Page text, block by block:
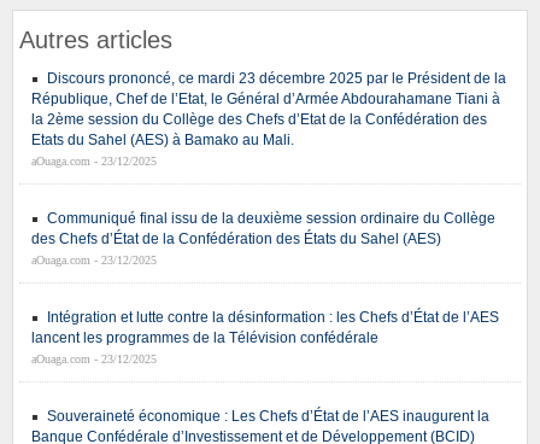
Autres articles
Discours prononcé, ce mardi 23 décembre 2025 par le Président de la
République, Chef de l’Etat, le Général d’Armée Abdourahamane Tiani à
la 2ème session du Collège des Chefs d’Etat de la Confédération des
Etats du Sahel (AES) à Bamako au Mali.
aOuaga.com - 23/12/2025
Communiqué final issu de la deuxième session ordinaire du Collège
des Chefs d’État de la Confédération des États du Sahel (AES)
aOuaga.com - 23/12/2025
Intégration et lutte contre la désinformation : les Chefs d’État de l’AES
lancent les programmes de la Télévision confédérale
aOuaga.com - 23/12/2025
Souveraineté économique : Les Chefs d’État de l’AES inaugurent la
Banque Confédérale d’Investissement et de Développement (BCID)